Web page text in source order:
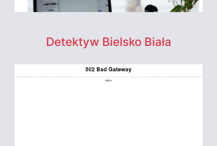
Detektyw Bielsko Biała